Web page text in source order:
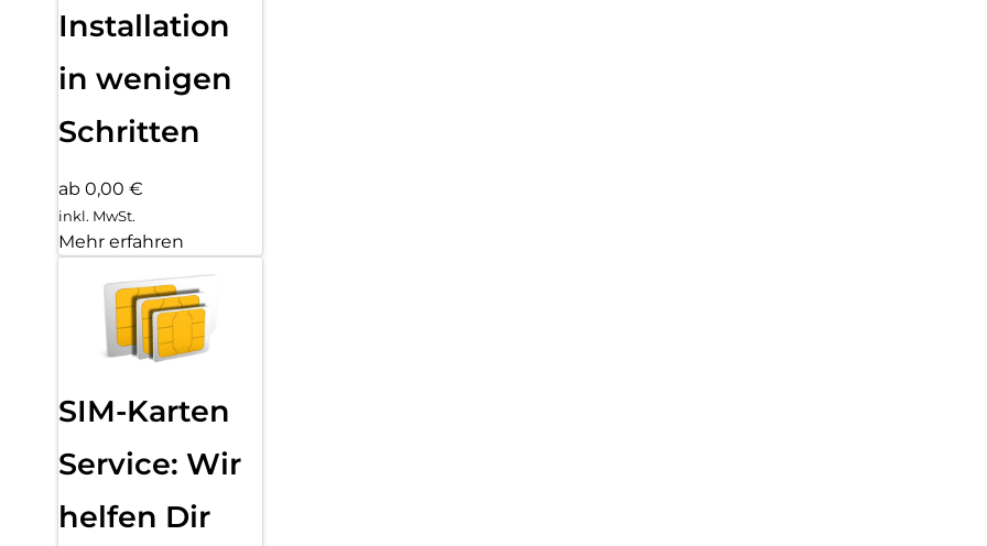
Installation
in wenigen
Schritten
ab 0,00 €
inkl. MwSt.
Mehr erfahren
SIM-Karten
Service: Wir
helfen Dir